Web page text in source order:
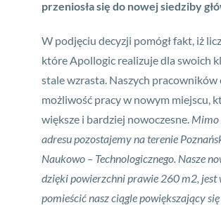
przeniosła się do nowej siedziby
W podjęciu decyzji pomógł fakt, iż
które Apollogic realizuje dla swoich
stale wzrasta. Naszych pracowników
możliwość pracy w nowym miejscu,
większe i bardziej nowoczesne. Mimo
adresu pozostajemy na terenie
Naukowo – Technologicznego. Nasze
dzięki powierzchni prawie 260 m2, jest
pomieścić nasz ciągle powiększający się